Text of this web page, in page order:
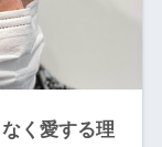
く愛する理